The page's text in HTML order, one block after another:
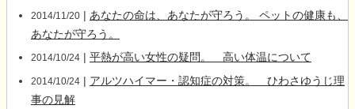
2014/11/20| あなたの命は、あなたが守ろう。 ペットの健康も、
あなたが守ろう。
2014/10/24| 平熱が高い女性の疑問。 高い体温について
2014/10/24| アルツハイマー・認知症の対策。 ひわさゆうじ理
事の見解